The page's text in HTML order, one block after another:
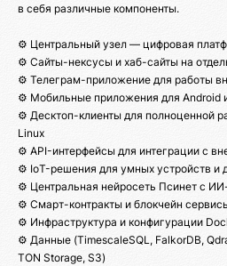
в себя различные компоненты.
⚙️ Центральный узел — цифровая
⚙️ Сайты-нексусы и хаб-сайты на
⚙️ Телеграм-приложение для работы
⚙️ Мобильные приложения для Android
⚙️ Десктоп-клиенты для полноценной
Linux
⚙️ API-интерфейсы для интеграции с
⚙️ IoT-решения для умных устройств и
⚙️ Центральная нейросеть Псинет с
⚙️ Смарт-контракты и блокчейн
⚙️ Инфраструктура и конфигурации
⚙️ Данные (TimescaleSQL, FalkorDB,
TON Storage, S3)